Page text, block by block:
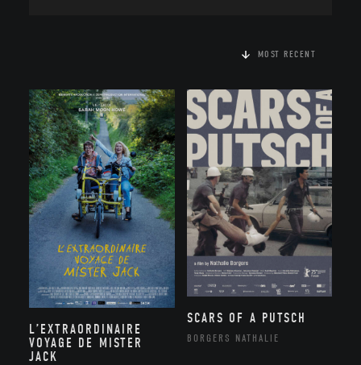
MOST RECENT
L’EXTRAORDINAIRE
VOYAGE DE MISTER
JACK
SCARS OF A PUTSCH
BORGERS NATHALIE